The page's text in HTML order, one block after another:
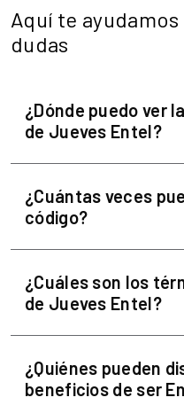
Aquí te
dudas
¿Dónde puedo ver
de Jueves Entel?
¿Cuántas veces
código?
¿Cuáles son los
de Jueves Entel?
¿Quiénes pueden
beneficios de ser